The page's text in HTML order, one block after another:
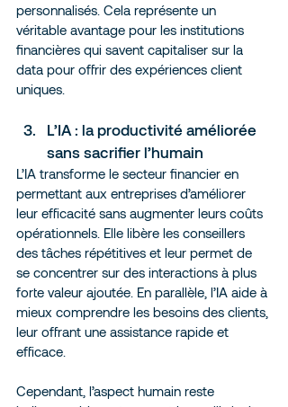
personnalisés. Cela représente un
véritable avantage pour les institutions
financières qui savent capitaliser sur la
data pour offrir des expériences client
uniques.
L’IA : la productivité améliorée
sans sacrifier l’humain
L’IA transforme le secteur financier en
permettant aux entreprises d’améliorer
leur efficacité sans augmenter leurs coûts
opérationnels. Elle libère les conseillers
des tâches répétitives et leur permet de
se concentrer sur des interactions à plus
forte valeur ajoutée. En parallèle, l’IA aide à
mieux comprendre les besoins des clients,
leur offrant une assistance rapide et
efficace.
Cependant, l’aspect humain reste